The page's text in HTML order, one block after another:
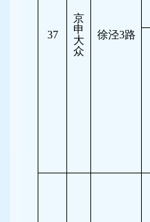
37
京
申
大
众
徐泾3路